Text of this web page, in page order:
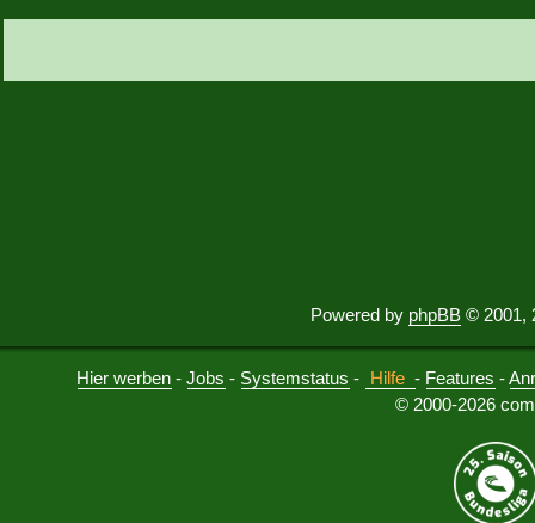
Powered by phpBB © 2001,
Hier werben -Jobs - Systemstatus - Hilfe - Features -
© 2000-2026